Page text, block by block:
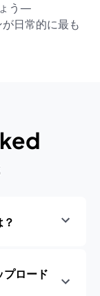
う—
日常的に最も
ロード